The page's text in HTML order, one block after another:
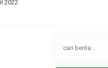
2022